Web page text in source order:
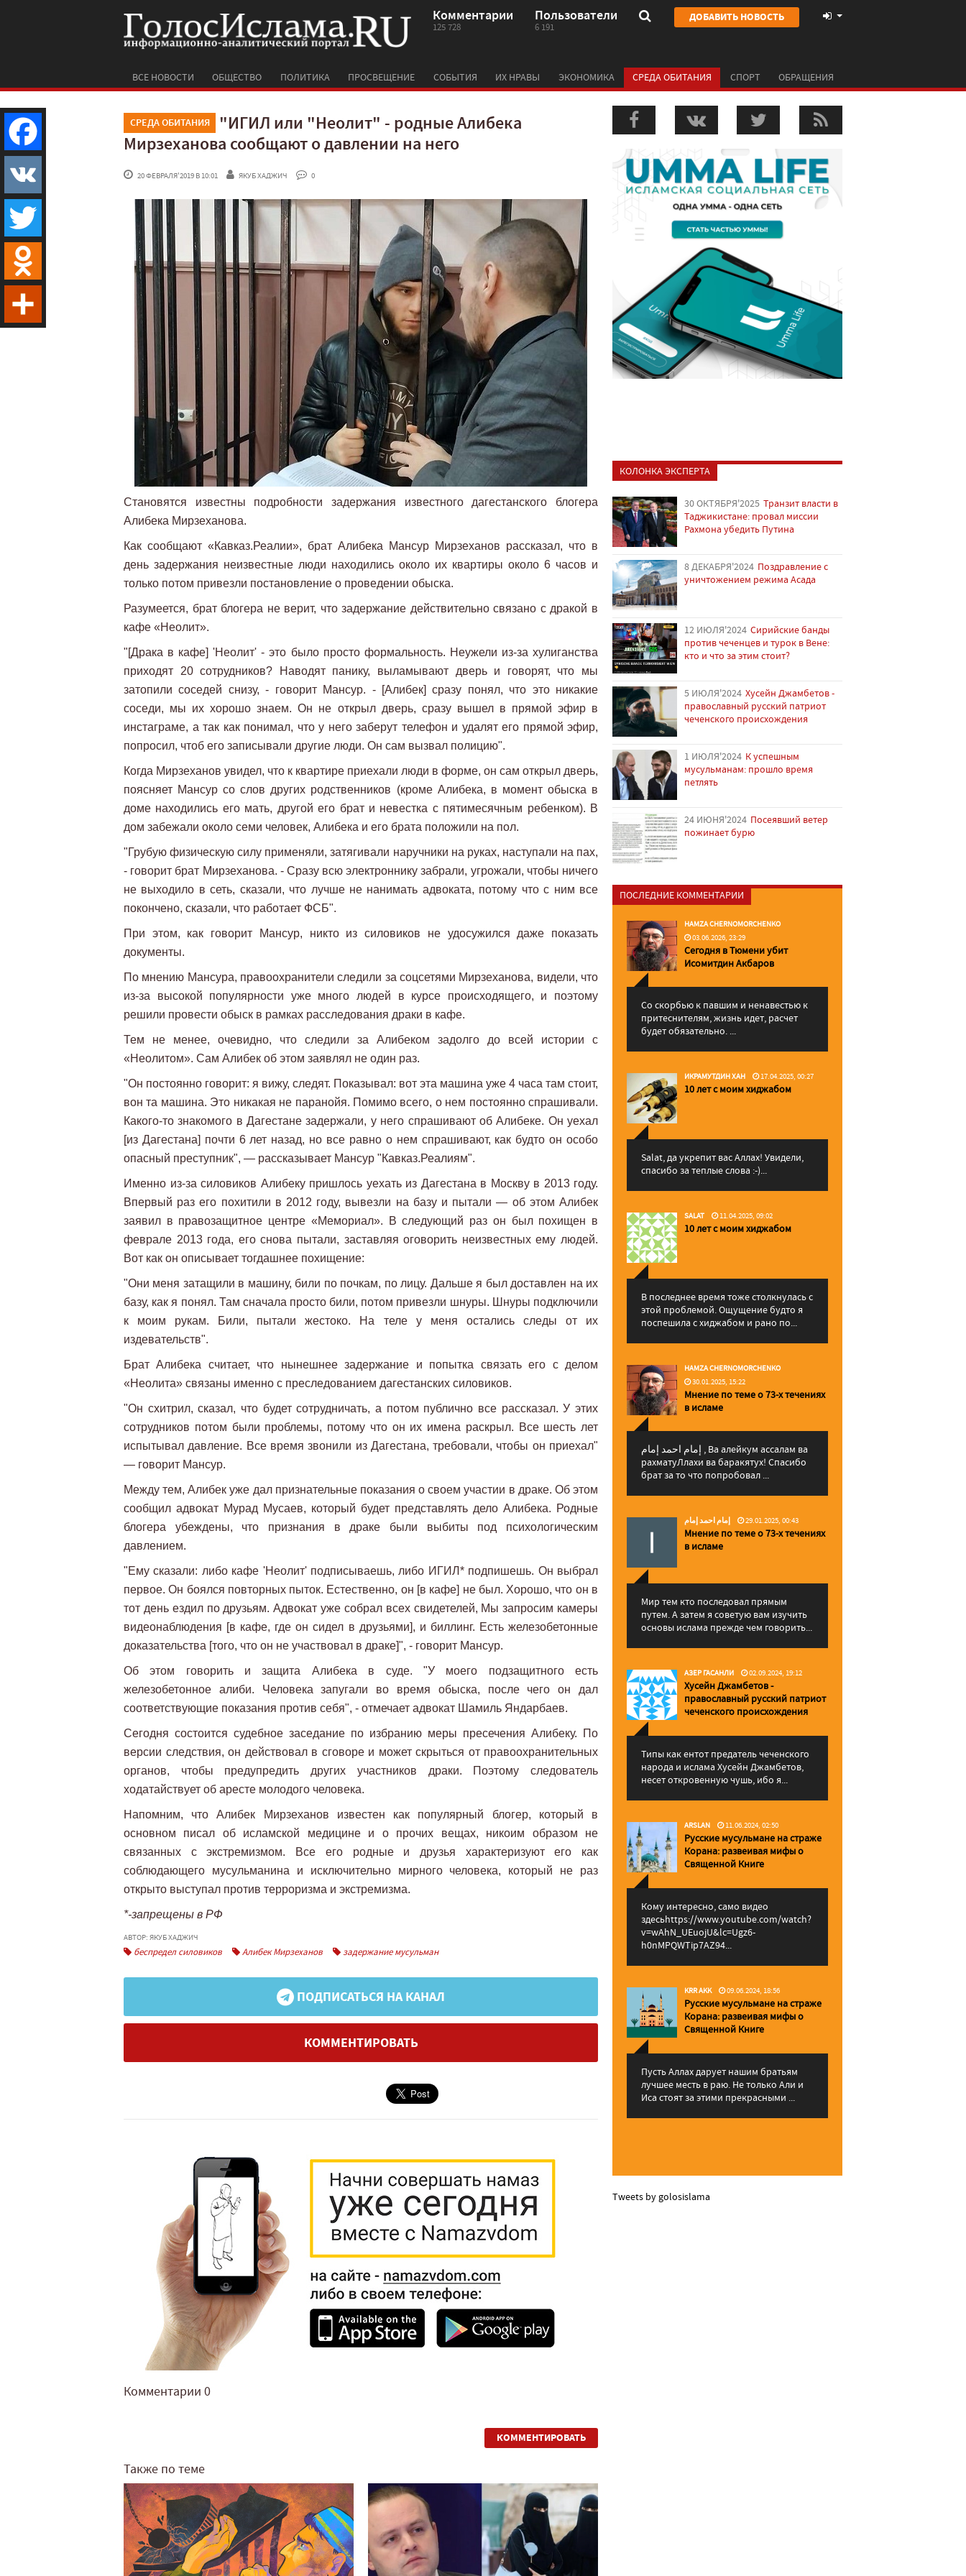
Комментарии
125 728
Пользователи
6 191
ДОБАВИТЬ НОВОСТЬ
ВСЕ НОВОСТИ ОБЩЕСТВО ПОЛИТИКА ПРОСВЕЩЕНИЕ СОБЫТИЯ ИХ НРАВЫ ЭКОНОМИКА СРЕДА ОБИТАНИЯ СПОРТ ОБРАЩЕНИЯ
СРЕДА ОБИТАНИЯ
"ИГИЛ или "Неолит" - родные Алибека
Мирзеханова сообщают о давлении на него
20 ФЕВРАЛЯ'2019 В 10:01 ЯКУБ ХАДЖИЧ 0
Становятся известны подробности задержания известного дагестанского блогера
Алибека Мирзеханова.
Как сообщают «Кавказ.Реалии», брат Алибека Мансур Мирзеханов рассказал, что в
день задержания неизвестные люди находились около их квартиры около 6 часов и
только потом привезли постановление о проведении обыска.
Разумеется, брат блогера не верит, что задержание действительно связано с дракой в
кафе «Неолит».
"[Драка в кафе] 'Неолит' - это было просто формальность. Неужели из-за хулиганства
приходят 20 сотрудников? Наводят панику, выламывают дверь и говорят, что мы
затопили соседей снизу, - говорит Мансур. - [Алибек] сразу понял, что это никакие
соседи, мы их хорошо знаем. Он не открыл дверь, сразу вышел в прямой эфир в
инстаграме, а так как понимал, что у него заберут телефон и удалят его прямой эфир,
попросил, чтоб его записывали другие люди. Он сам вызвал полицию".
Когда Мирзеханов увидел, что к квартире приехали люди в форме, он сам открыл дверь,
поясняет Мансур со слов других родственников (кроме Алибека, в момент обыска в
доме находились его мать, другой его брат и невестка с пятимесячным ребенком). В
дом забежали около семи человек, Алибека и его брата положили на пол.
"Грубую физическую силу применяли, затягивали наручники на руках, наступали на пах,
- говорит брат Мирзеханова. - Сразу всю электроннику забрали, угрожали, чтобы ничего
не выходило в сеть, сказали, что лучше не нанимать адвоката, потому что с ним все
покончено, сказали, что работает ФСБ".
При этом, как говорит Мансур, никто из силовиков не удосужился даже показать
документы.
По мнению Мансура, правоохранители следили за соцсетями Мирзеханова, видели, что
из-за высокой популярности уже много людей в курсе происходящего, и поэтому
решили провести обыск в рамках расследования драки в кафе.
Тем не менее, очевидно, что следили за Алибеком задолго до всей истории с
«Неолитом». Сам Алибек об этом заявлял не один раз.
"Он постоянно говорит: я вижу, следят. Показывал: вот эта машина уже 4 часа там стоит,
вон та машина. Это никакая не паранойя. Помимо всего, о нем постоянно спрашивали.
Какого-то знакомого в Дагестане задержали, у него спрашивают об Алибеке. Он уехал
[из Дагестана] почти 6 лет назад, но все равно о нем спрашивают, как будто он особо
опасный преступник", — рассказывает Мансур "Кавказ.Реалиям".
Именно из-за силовиков Алибеку пришлось уехать из Дагестана в Москву в 2013 году.
Впервый раз его похитили в 2012 году, вывезли на базу и пытали — об этом Алибек
заявил в правозащитное центре «Мемориал». В следующий раз он был похищен в
феврале 2013 года, его снова пытали, заставляя оговорить неизвестных ему людей.
Вот как он описывает тогдашнее похищение:
"Они меня затащили в машину, били по почкам, по лицу. Дальше я был доставлен на их
базу, как я понял. Там сначала просто били, потом привезли шнуры. Шнуры подключили
к моим рукам. Били, пытали жестоко. На теле у меня остались следы от их
издевательств".
Брат Алибека считает, что нынешнее задержание и попытка связать его с делом
«Неолита» связаны именно с преследованием дагестанских силовиков.
"Он схитрил, сказал, что будет сотрудничать, а потом публично все рассказал. У этих
сотрудников потом были проблемы, потому что он их имена раскрыл. Все шесть лет
испытывал давление. Все время звонили из Дагестана, требовали, чтобы он приехал"
— говорит Мансур.
Между тем, Алибек уже дал признательные показания о своем участии в драке. Об этом
сообщил адвокат Мурад Мусаев, который будет представлять дело Алибека. Родные
блогера убеждены, что признания в драке были выбиты под психологическим
давлением.
"Ему сказали: либо кафе 'Неолит' подписываешь, либо ИГИЛ* подпишешь. Он выбрал
первое. Он боялся повторных пыток. Естественно, он [в кафе] не был. Хорошо, что он в
тот день ездил по друзьям. Адвокат уже собрал всех свидетелей, Мы запросим камеры
видеонаблюдения [в кафе, где он сидел в друзьями], и биллинг. Есть железобетонные
доказательства [того, что он не участвовал в драке]", - говорит Мансур.
Об этом говорить и защита Алибека в суде. "У моего подзащитного есть
железобетонное алиби. Человека запугали во время обыска, после чего он дал
соответствующие показания против себя", - отмечает адвокат Шамиль Яндарбаев.
Сегодня состоится судебное заседание по избранию меры пресечения Алибеку. По
версии следствия, он действовал в сговоре и может скрыться от правоохранительных
органов, чтобы предупредить других участников драки. Поэтому следователь
ходатайствует об аресте молодого человека.
Напомним, что Алибек Мирзеханов известен как популярный блогер, который в
основном писал об исламской медицине и о прочих вещах, никоим образом не
связанных с экстремизмом. Все его родные и друзья характеризуют его как
соблюдающего мусульманина и исключительно мирного человека, который не раз
открыто выступал против терроризма и экстремизма.
*-запрещены в РФ
АВТОР: ЯКУБ ХАДЖИЧ
беспредел силовиков Алибек Мирзеханов задержание мусульман
ПОДПИСАТЬСЯ НА КАНАЛ
КОММЕНТИРОВАТЬ
Комментарии 0
КОММЕНТИРОВАТЬ
Также по теме
КОЛОНКА ЭКСПЕРТА
30 ОКТЯБРЯ'2025 Транзит власти в
Таджикистане: провал миссии
Рахмона убедить Путина
8 ДЕКАБРЯ'2024 Поздравление с
уничтожением режима Асада
12 ИЮЛЯ'2024 Сирийские банды
против чеченцев и турок в Вене:
кто и что за этим стоит?
5 ИЮЛЯ'2024 Хусейн Джамбетов -
православный русский патриот
чеченского происхождения
1 ИЮЛЯ'2024 К успешным
мусульманам: прошло время
петлять
24 ИЮНЯ'2024 Посеявший ветер
пожинает бурю
ПОСЛЕДНИЕ КОММЕНТАРИИ
HAMZA CHERNOMORCHENKO
03.06.2026, 23:29
Сегодня в Тюмени убит
Исомитдин Акбаров
Со скорбью к павшим и ненавестью к
притеснителям, жизнь идет, расчет
будет обязательно. ...
ИКРАМУТДИН ХАН 17.04.2025, 00:27
10 лет с моим хиджабом
Salat, да укрепит вас Аллаx! Увидели,
спасибо за теплые слова :-)...
SALAT 11.04.2025, 09:02
10 лет с моим хиджабом
В последнее время тоже столкнулась с
этой проблемой. Ощущение будто я
поспешила с хиджабом и рано по...
HAMZA CHERNOMORCHENKO
30.01.2025, 15:22
Мнение по теме о 73-х течениях
в исламе
إمام احمد إمام , Ва алейкум ассалам ва
рахматуЛлахи ва баракятух! Спасибо
брат за то что попробовал ...
إمام احمد إمام 29.01.2025, 00:43
Мнение по теме о 73-х течениях
в исламе
Мир тем кто последовал прямым
путем. А затем я советую вам изучить
основы ислама прежде чем говорить...
АЗЕР ГАСАНЛИ 02.09.2024, 19:12
Хусейн Джамбетов -
православный русский патриот
чеченского происхождения
Типы как ентот предатель чеченского
народа и ислама Хусейн Джамбетов,
несет откровенную чушь, ибо я...
ARSLAN 11.06.2024, 02:50
Русские мусульмане на страже
Корана: pазвеивая мифы о
Священной Книге
Кому интересно, само видео
здесьhttps://www.youtube.com/watch?
v=wAhN_UEuojU&lc=Ugz6-
h0nMPQWTip7AZ94...
KRR AKK 09.06.2024, 18:56
Русские мусульмане на страже
Корана: pазвеивая мифы о
Священной Книге
Пусть Аллах дарует нашим братьям
лучшее месть в раю. Не только Али и
Иса стоят за этими прекрасными ...
Tweets by golosislama
Facebook
VK
Twitter
Odnoklassniki